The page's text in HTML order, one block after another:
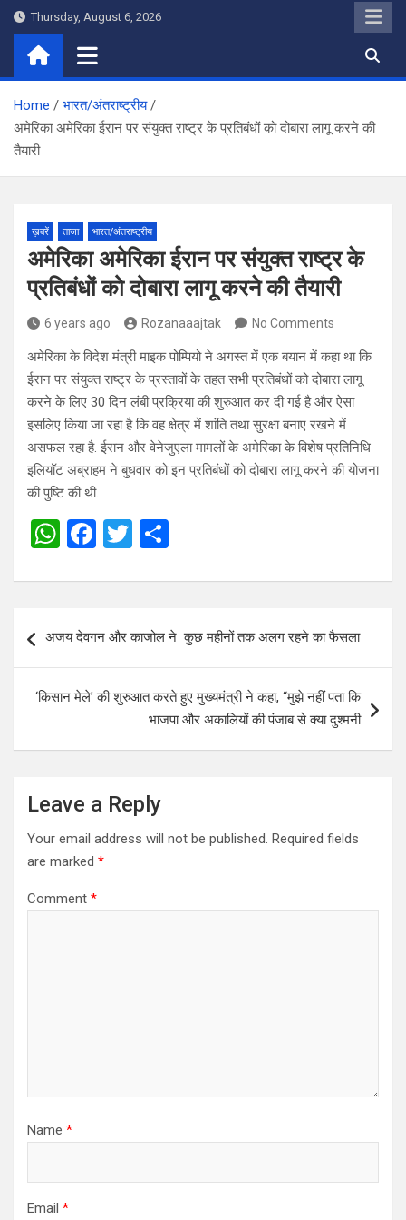
Skip
content
Thursday, August 6, 2026
Home
भारत/अंतराष्ट्रीय
अमेरिका अमेरिका ईरान पर संयुक्त राष्ट्र के प्रतिबंधों को दोबारा लागू करने की
तैयारी
ख़बरें ताजा भारत/अंतराष्ट्रीय
अमेरिका अमेरिका ईरान पर संयुक्त राष्ट्र के
प्रतिबंधों को दोबारा लागू करने की तैयारी
6 years ago Rozanaaajtak No Comments
अमेरिका के विदेश मंत्री माइक पोम्पियो ने अगस्त में एक बयान में कहा था कि
ईरान पर संयुक्त राष्ट्र के प्रस्तावों के तहत सभी प्रतिबंधों को दोबारा लागू
करने के लिए 30 दिन लंबी प्रक्रिया की शुरुआत कर दी गई है और ऐसा
इसलिए किया जा रहा है कि वह क्षेत्र में शांति तथा सुरक्षा बनाए रखने में
असफल रहा है. ईरान और वेनेजुएला मामलों के अमेरिका के विशेष प्रतिनिधि
इलियॉट अब्राहम ने बुधवार को इन प्रतिबंधों को दोबारा लागू करने की योजना
की पुष्टि की थी.
W
at
A
p
p
F
ce
o
o
k
T
tt
er
ar
e
navigation
अजय देवगन और काजोल ने कुछ महीनों तक अलग रहने का फैसला
‘किसान मेले’ की शुरुआत करते हुए मुख्यमंत्री ने कहा, “मुझे नहीं पता कि
भाजपा और अकालियों की पंजाब से क्या दुश्मनी
Leave a Reply
Your email address will not be published. Required fields
are marked *
Comment *
Name *
Email *